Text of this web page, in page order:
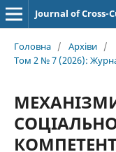
Journal of Cross-
Головна / Архіви /
Том 2 № 7 (2026):